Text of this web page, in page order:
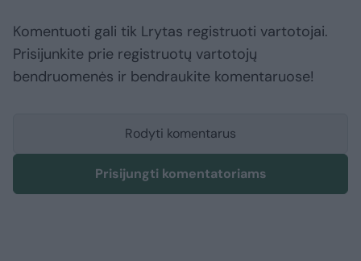
Komentuoti gali tik Lrytas registruoti vartotojai.
Prisijunkite prie registruotų vartotojų
bendruomenės ir bendraukite komentaruose!
Rodyti komentarus
Prisijungti komentatoriams